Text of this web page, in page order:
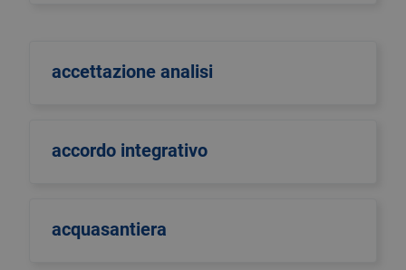
accettazione analisi
accordo integrativo
acquasantiera